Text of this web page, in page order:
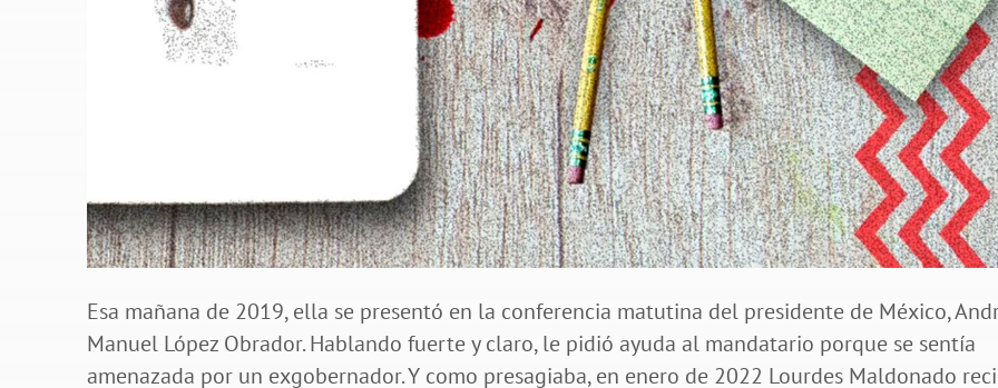
Esa mañana de 2019, ella se presentó en la conferencia matutina del presidente de México,
Manuel López Obrador. Hablando fuerte y claro, le pidió ayuda al mandatario porque se sentía
amenazada por un exgobernador. Y como presagiaba, en enero de 2022 Lourdes Maldonado